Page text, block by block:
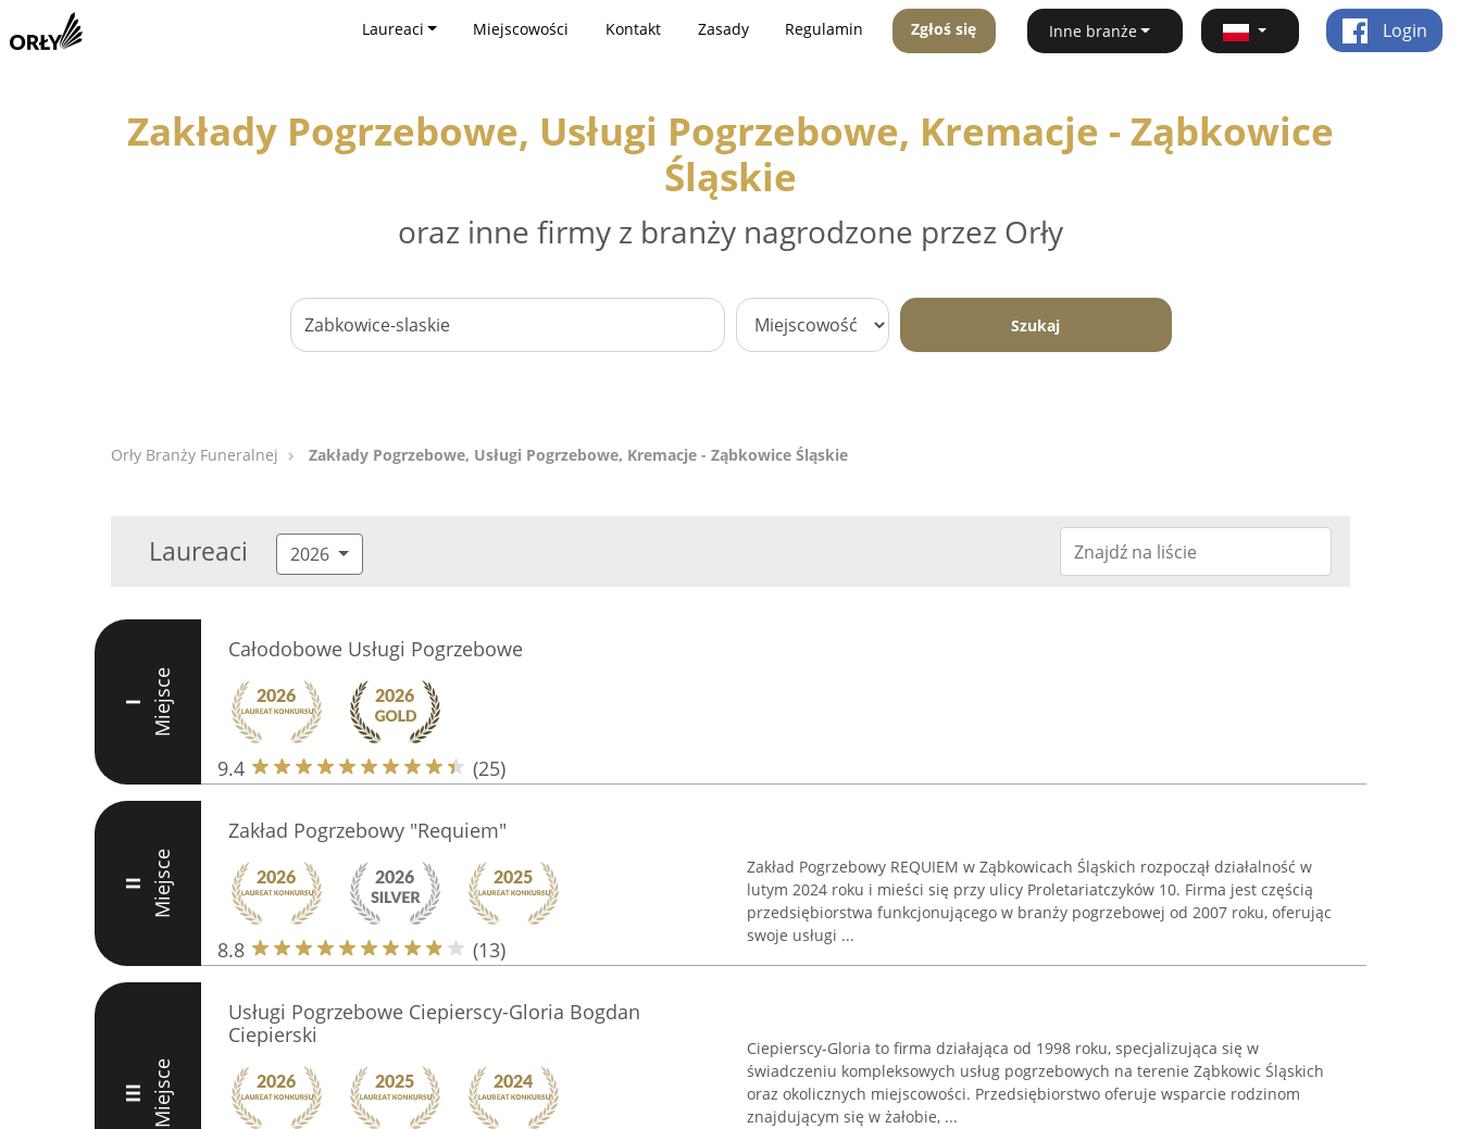
Laureaci Miejscowości Kontakt Zasady Regulamin Zgłoś się Inne branże Login
Zakłady Pogrzebowe, Usługi Pogrzebowe, Kremacje - Ząbkowice
Śląskie
oraz inne firmy z branży nagrodzone przez Orły
Szukaj
Orły Branży Funeralnej Zakłady Pogrzebowe, Usługi Pogrzebowe, Kremacje - Ząbkowice Śląskie
Laureaci 2026
I Miejsce
Całodobowe Usługi Pogrzebowe
9.4 (25)
II Miejsce
Zakład Pogrzebowy "Requiem"
8.8 (13)
Zakład Pogrzebowy REQUIEM w Ząbkowicach Śląskich rozpoczął działalność w
lutym 2024 roku i mieści się przy ulicy Proletariatczyków 10. Firma jest częścią
przedsiębiorstwa funkcjonującego w branży pogrzebowej od 2007 roku, oferując
swoje usługi ...
III Miejsce
Usługi Pogrzebowe Ciepierscy-Gloria Bogdan
Ciepierski
Ciepierscy-Gloria to firma działająca od 1998 roku, specjalizująca się w
świadczeniu kompleksowych usług pogrzebowych na terenie Ząbkowic Śląskich
oraz okolicznych miejscowości. Przedsiębiorstwo oferuje wsparcie rodzinom
znajdującym się w żałobie, ...